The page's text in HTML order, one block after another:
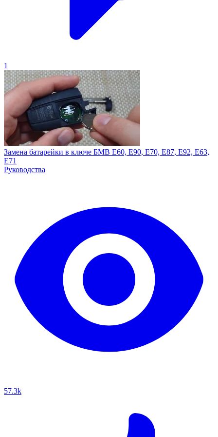
1
Замена батарейки в ключе БМВ E60, E90, E70, E87, E92, E63,
E71
Руководства
57.3k